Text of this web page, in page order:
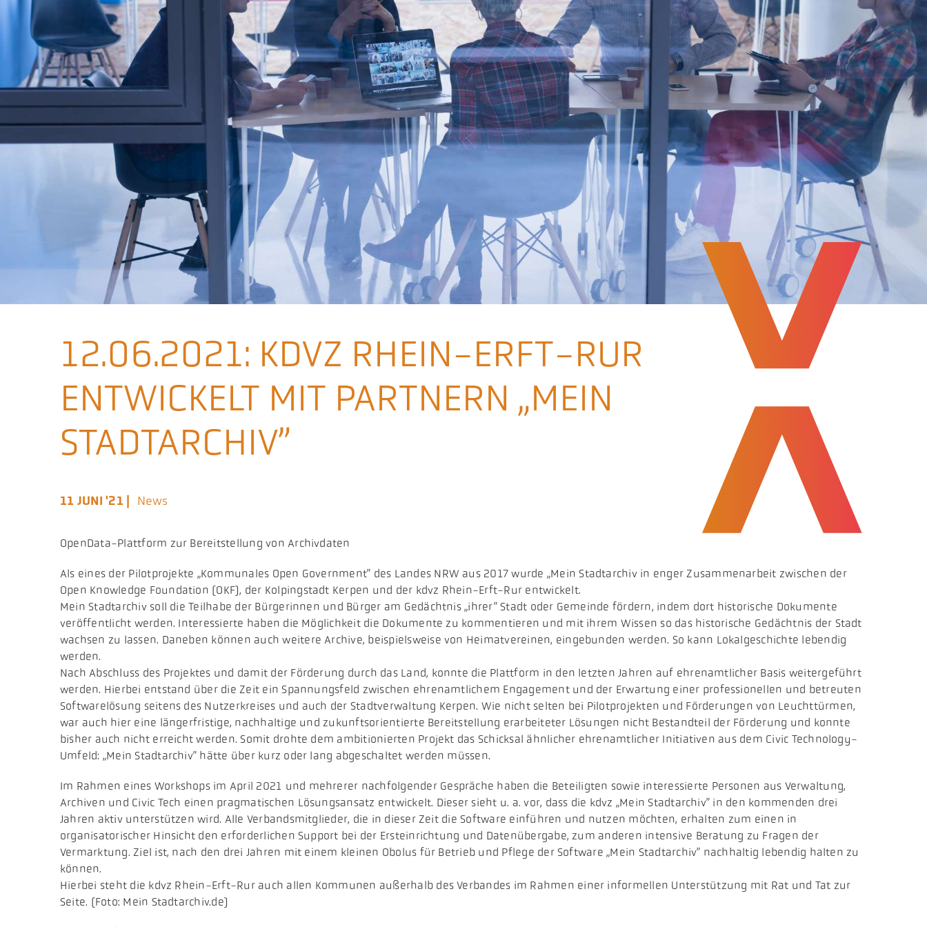
12.06.2021: KDVZ RHEIN-ERFT-RUR
ENTWICKELT MIT PARTNERN „MEIN
STADTARCHIV”
11 JUNI '21 | News
OpenData-Plattform zur Bereitstellung von Archivdaten
Als eines der Pilotprojekte „Kommunales Open Government” des Landes NRW aus 2017 wurde „Mein Stadtarchiv in enger Zusammenarbeit zwischen der
Open Knowledge Foundation (OKF), der Kolpingstadt Kerpen und der kdvz Rhein-Erft-Rur entwickelt.
Mein Stadtarchiv soll die Teilhabe der Bürgerinnen und Bürger am Gedächtnis „ihrer” Stadt oder Gemeinde fördern, indem dort historische Dokumente
veröffentlicht werden. Interessierte haben die Möglichkeit die Dokumente zu kommentieren und mit ihrem Wissen so das historische Gedächtnis der Stadt
wachsen zu lassen. Daneben können auch weitere Archive, beispielsweise von Heimatvereinen, eingebunden werden. So kann Lokalgeschichte lebendig
werden.
Nach Abschluss des Projektes und damit der Förderung durch das Land, konnte die Plattform in den letzten Jahren auf ehrenamtlicher Basis weitergeführt
werden. Hierbei entstand über die Zeit ein Spannungsfeld zwischen ehrenamtlichem Engagement und der Erwartung einer professionellen und betreuten
Softwarelösung seitens des Nutzerkreises und auch der Stadtverwaltung Kerpen. Wie nicht selten bei Pilotprojekten und Förderungen von Leuchttürmen,
war auch hier eine längerfristige, nachhaltige und zukunftsorientierte Bereitstellung erarbeiteter Lösungen nicht Bestandteil der Förderung und konnte
bisher auch nicht erreicht werden. Somit drohte dem ambitionierten Projekt das Schicksal ähnlicher ehrenamtlicher Initiativen aus dem Civic Technology-
Umfeld: „Mein Stadtarchiv” hätte über kurz oder lang abgeschaltet werden müssen.
Im Rahmen eines Workshops im April 2021 und mehrerer nachfolgender Gespräche haben die Beteiligten sowie interessierte Personen aus Verwaltung,
Archiven und Civic Tech einen pragmatischen Lösungsansatz entwickelt. Dieser sieht u. a. vor, dass die kdvz „Mein Stadtarchiv” in den kommenden drei
Jahren aktiv unterstützen wird. Alle Verbandsmitglieder, die in dieser Zeit die Software einführen und nutzen möchten, erhalten zum einen in
organisatorischer Hinsicht den erforderlichen Support bei der Ersteinrichtung und Datenübergabe, zum anderen intensive Beratung zu Fragen der
Vermarktung. Ziel ist, nach den drei Jahren mit einem kleinen Obolus für Betrieb und Pflege der Software „Mein Stadtarchiv” nachhaltig lebendig halten zu
können.
Hierbei steht die kdvz Rhein-Erft-Rur auch allen Kommunen außerhalb des Verbandes im Rahmen einer informellen Unterstützung mit Rat und Tat zur
Seite. (Foto: Mein Stadtarchiv.de)